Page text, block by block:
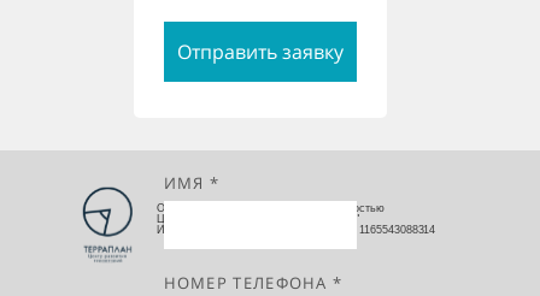
Отправить заявку
ИМЯ *
НОМЕР ТЕЛЕФОНА *
Общество с ограниченной ответственностью
Центр развития территорий "Терраплан"
ИНН 5507179192 КПП 550701001 ОГРН 1165543088314